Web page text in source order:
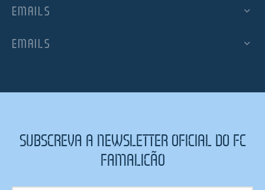
EMAILS
EMAILS
SUBSCREVA A NEWSLETTER OFICIAL DO FC
FAMALICÃO